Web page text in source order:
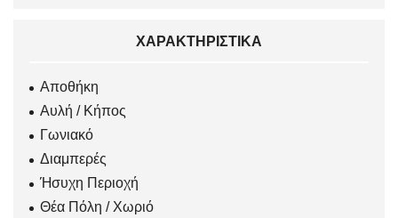
ΧΑΡΑΚΤΗΡΙΣΤΙΚΆ
Αποθήκη
Αυλή / Κήπος
Γωνιακό
Διαμπερές
Ήσυχη Περιοχή
Θέα Πόλη / Χωριό